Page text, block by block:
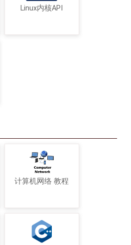
Linux内核API
计算机网络 教程